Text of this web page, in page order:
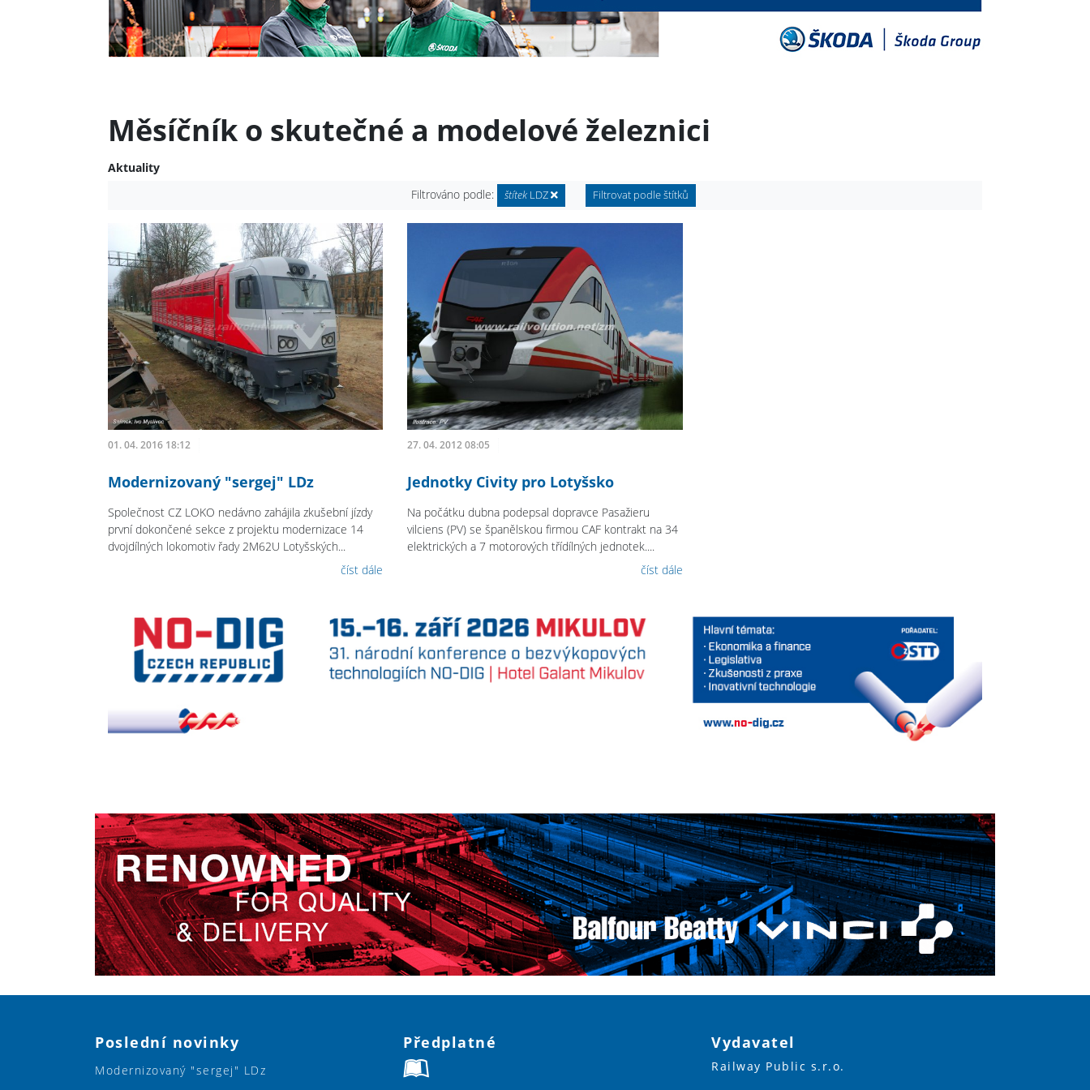
Měsíčník o skutečné a modelové železnici
Aktuality
Filtrováno podle:
štítek LDZ Filtrovat podle štítků
01. 04. 2016 18:12
Modernizovaný "sergej" LDz
Společnost CZ LOKO nedávno zahájila zkušební jízdy
první dokončené sekce z projektu modernizace 14
dvojdílných lokomotiv řady 2M62U Lotyšských...
číst dále
27. 04. 2012 08:05
Jednotky Civity pro Lotyšsko
Na počátku dubna podepsal dopravce Pasažieru
vilciens (PV) se španělskou firmou CAF kontrakt na 34
elektrických a 7 motorových třídílných jednotek....
číst dále
Poslední novinky
Modernizovaný "sergej" LDz
Předplatné Vydavatel
Railway Public s.r.o.